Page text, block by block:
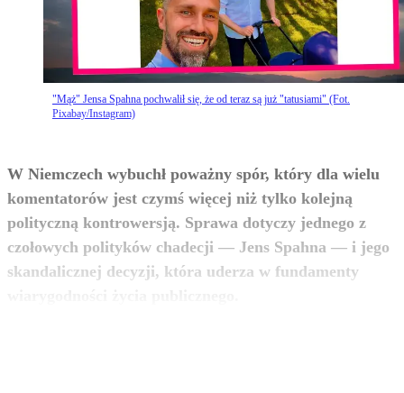
"Mąż" Jensa Spahna pochwalił się, że od teraz są już "tatusiami" (Fot.
Pixabay/Instagram)
W Niemczech wybuchł poważny spór, który dla wielu
komentatorów jest czymś więcej niż tylko kolejną
polityczną kontrowersją. Sprawa dotyczy jednego z
czołowych polityków chadecji — Jens Spahna — i jego
skandalicznej decyzji, która uderza w fundamenty
zobacz więcej